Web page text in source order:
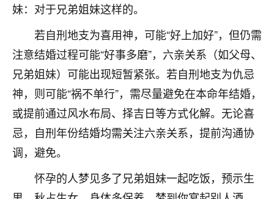
妹：对于兄弟姐妹这样的。
若自刑地支为喜用神，可能“好上加好”，但仍需
注意结婚过程可能“好事多磨”，六亲关系（如父母、
兄弟姐妹）可能出现短暂紧张。若自刑地支为仇忌
神，则可能“祸不单行”，需尽量避免在本命年结婚，
或提前通过风水布局、择吉日等方式化解。无论喜
忌，自刑年份结婚均需关注六亲关系，提前沟通协
调，避免。
怀孕的人梦见多了兄弟姐妹一起吃饭，预示生
触，首先就是心态会变好，万般皆是命，半点
不由人！
1天前 来自四川 9
金白水清
我也想找老师看看，有没有人给个联系方式的啊？
鹿森
1天前 来自江西 12